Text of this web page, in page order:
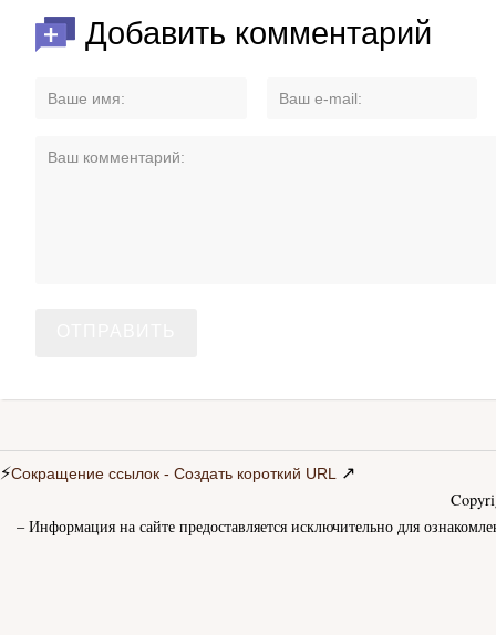
Добавить комментарий
⚡Сокращение ссылок - Создать короткий URL ↗
– Информация на сайте предоставляется исключительно для